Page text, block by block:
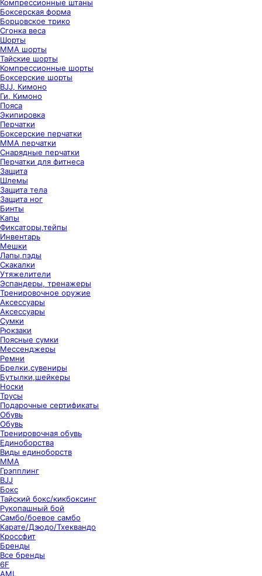
Компрессионные штаны
Боксерская форма
Борцовское трико
Сгонка веса
Шорты
ММА шорты
Тайские шорты
Компрессионные шорты
Боксерские шорты
BJJ, Кимоно
Ги, Кимоно
Пояса
Экипировка
Перчатки
Боксерские перчатки
ММА перчатки
Снарядные перчатки
Перчатки для фитнеса
Защита
Шлемы
Защита тела
Защита ног
Бинты
Капы
Фиксаторы,тейпы
Инвентарь
Мешки
Лапы,пэды
Скакалки
Утяжелители
Эспандеры, тренажеры
Тренировочное оружие
Аксессуары
Аксессуары
Сумки
Рюкзаки
Поясные сумки
Мессенджеры
Ремни
Брелки,сувениры
Бутылки,шейкеры
Носки
Трусы
Подарочные сертификаты
Обувь
Обувь
Тренировочная обувь
Единоборства
Виды единоборств
ММА
Грэпплинг
BJJ
Бокс
Тайский бокс/кикбоксинг
Рукопашный бой
Самбо/боевое самбо
Карате/Дзюдо/Тхеквандо
Кроссфит
Бренды
Все бренды
6F
AML